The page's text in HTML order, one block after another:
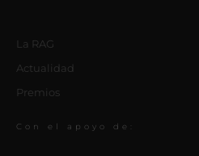
La RAG
Actualidad
Premios
Con el apoyo de: